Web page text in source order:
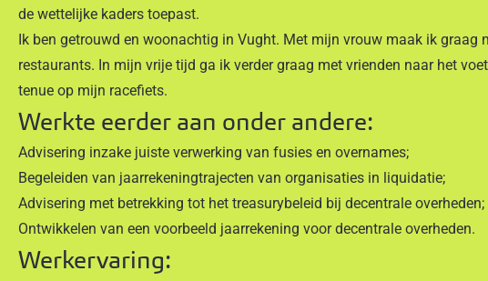
de wettelijke kaders toepast.
Ik ben getrouwd en woonachtig in Vught. Met mijn vrouw maak ik graag
restaurants. In mijn vrije tijd ga ik verder graag met vrienden naar het
tenue op mijn racefiets.
Werkte eerder aan onder andere:
Advisering inzake juiste verwerking van fusies en overnames;
Begeleiden van jaarrekeningtrajecten van organisaties in liquidatie;
Advisering met betrekking tot het treasurybeleid bij decentrale overheden;
Ontwikkelen van een voorbeeld jaarrekening voor decentrale overheden.
Werkervaring: